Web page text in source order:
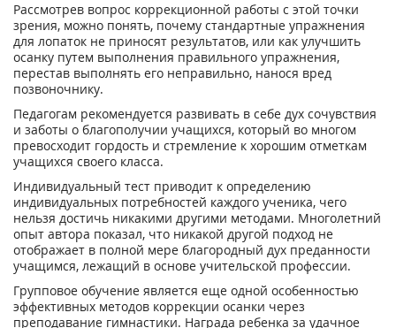
Рассмотрев вопрос коррекционной работы с этой точки
зрения, можно понять, почему стандартные упражнения
для лопаток не приносят результатов, или как улучшить
осанку путем выполнения правильного упражнения,
перестав выполнять его неправильно, нанося вред
позвоночнику.
Педагогам рекомендуется развивать в себе дух сочувствия
и заботы о благополучии учащихся, который во многом
превосходит гордость и стремление к хорошим отметкам
учащихся своего класса.
Индивидуальный тест приводит к определению
индивидуальных потребностей каждого ученика, чего
нельзя достичь никакими другими методами. Многолетний
опыт автора показал, что никакой другой подход не
отображает в полной мере благородный дух преданности
учащимся, лежащий в основе учительской профессии.
Групповое обучение является еще одной особенностью
эффективных методов коррекции осанки через
преподавание гимнастики. Награда ребенка за удачное